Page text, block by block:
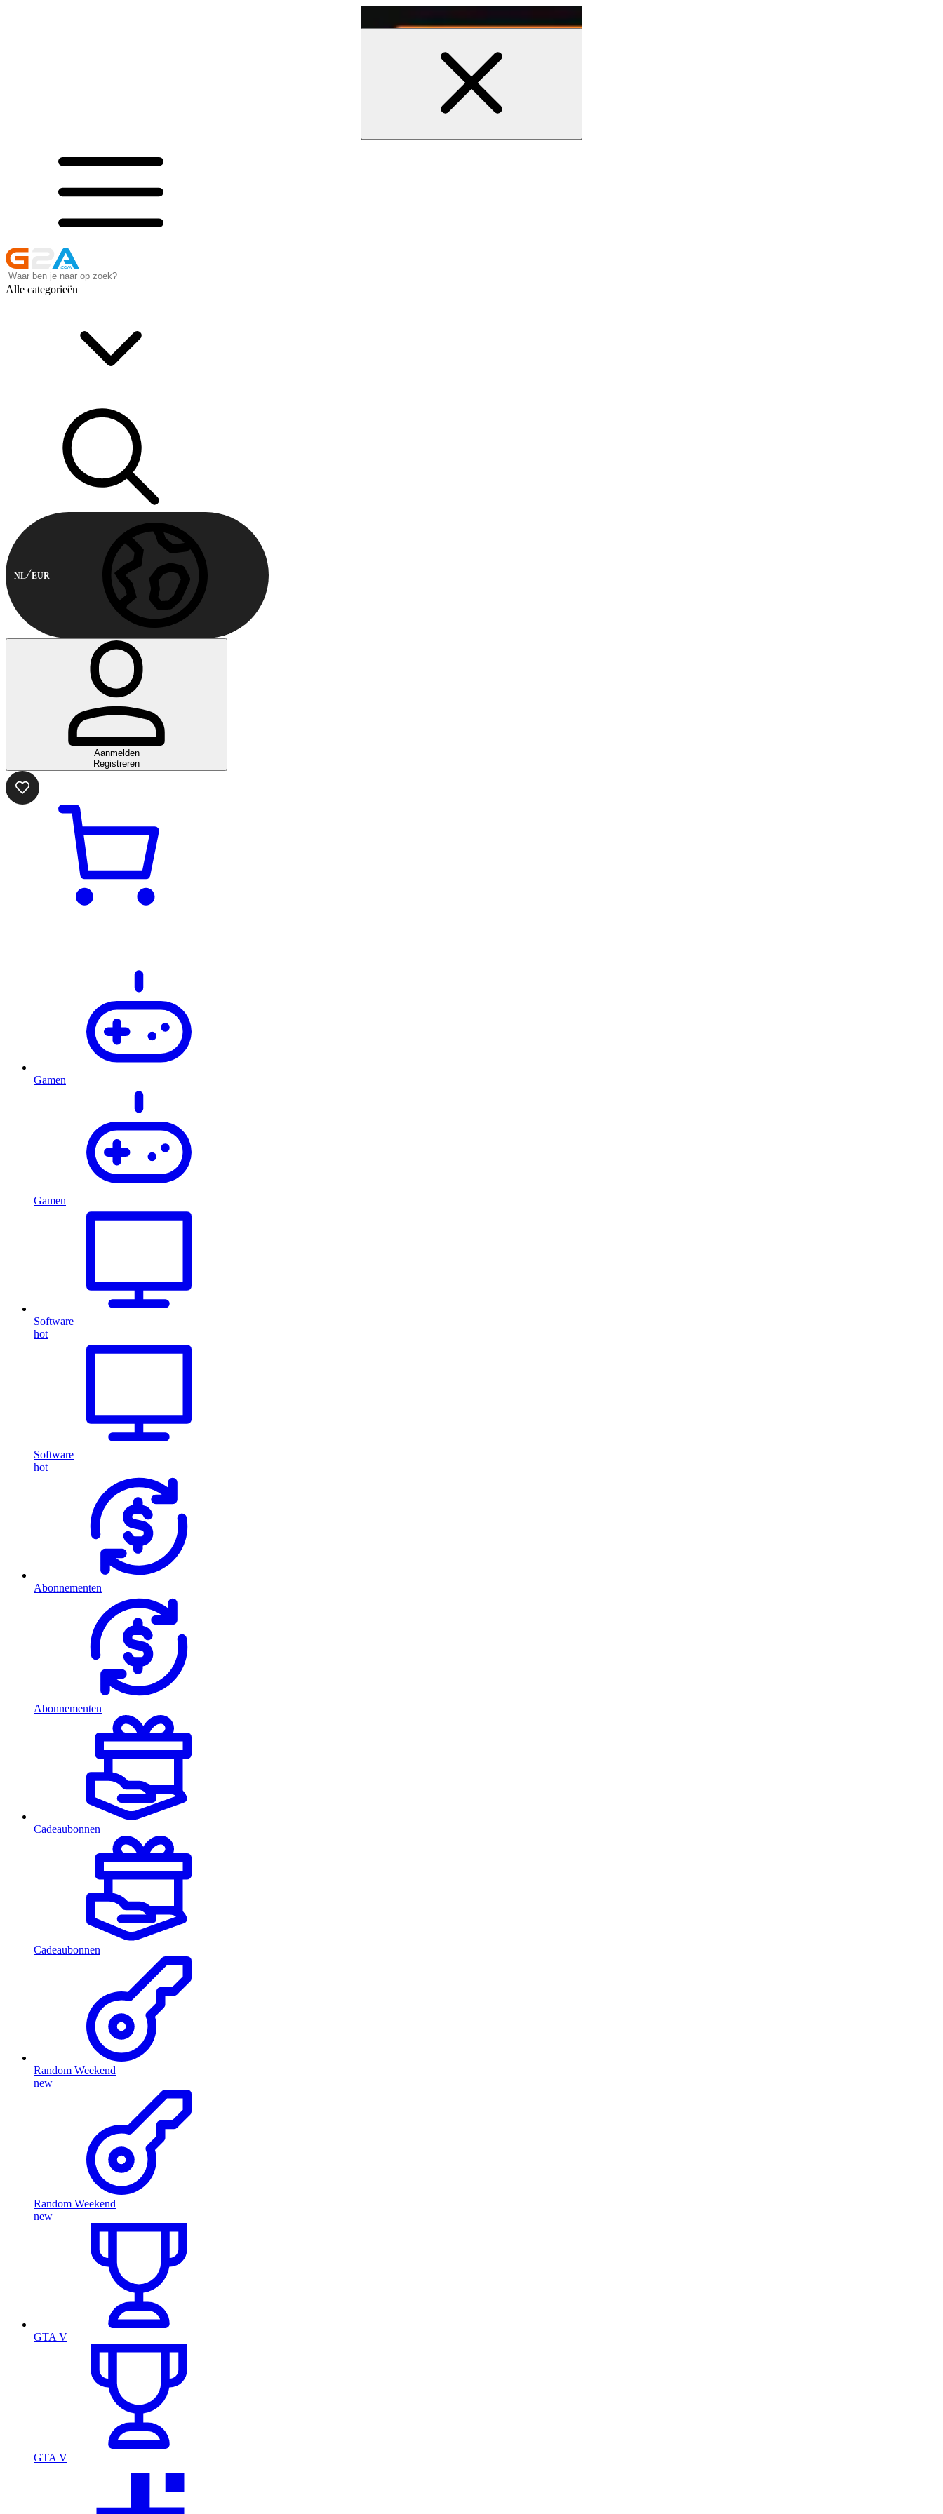
Alle categorieën
NL EUR
Aanmelden
Registreren
Gamen
Gamen
Software
hot
Software
hot
Abonnementen
Abonnementen
Cadeaubonnen
Cadeaubonnen
Random Weekend
new
Random Weekend
new
GTA V
GTA V